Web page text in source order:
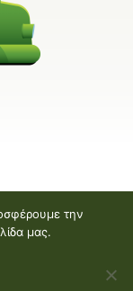
την
μας.